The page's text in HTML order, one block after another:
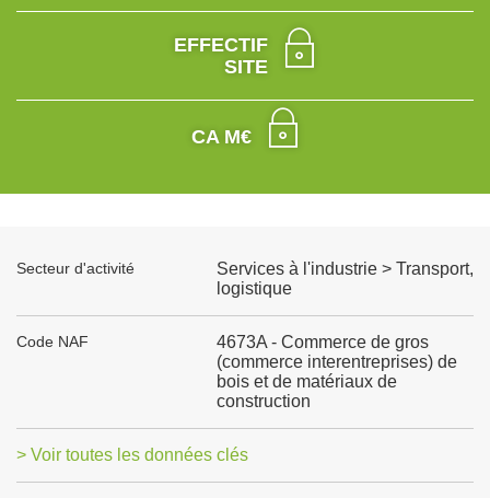
EFFECTIF
SITE
CA M€
Secteur d'activité
Services à l'industrie > Transport,
logistique
Code NAF
4673A - Commerce de gros
(commerce interentreprises) de
bois et de matériaux de
construction
> Voir toutes les données clés